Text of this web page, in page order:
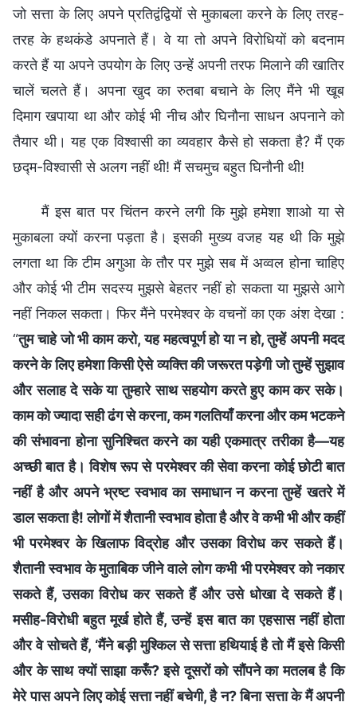
जो सत्ता के लिए अपने प्रतिद्वंद्वियों से मुकाबला करने के लिए तरह-
तरह के हथकंडे अपनाते हैं। वे या तो अपने विरोधियों को बदनाम
करते हैं या अपने उपयोग के लिए उन्हें अपनी तरफ मिलाने की खातिर
चालें चलते हैं। अपना खुद का रुतबा बचाने के लिए मैंने भी खूब
दिमाग खपाया था और कोई भी नीच और घिनौना साधन अपनाने को
तैयार थी। यह एक विश्वासी का व्यवहार कैसे हो सकता है? मैं एक
छद्म-विश्वासी से अलग नहीं थी! मैं सचमुच बहुत घिनौनी थी!
मैं इस बात पर चिंतन करने लगी कि मुझे हमेशा शाओ या से
मुकाबला क्यों करना पड़ता है। इसकी मुख्य वजह यह थी कि मुझे
लगता था कि टीम अगुआ के तौर पर मुझे सब में अव्वल होना चाहिए
और कोई भी टीम सदस्य मुझसे बेहतर नहीं हो सकता या मुझसे आगे
नहीं निकल सकता। फिर मैंने परमेश्वर के वचनों का एक अंश देखा :
“तुम चाहे जो भी काम करो, यह महत्वपूर्ण हो या न हो, तुम्हें अपनी मदद
करने के लिए हमेशा किसी ऐसे व्यक्ति की जरूरत पड़ेगी जो तुम्हें सुझाव
और सलाह दे सके या तुम्हारे साथ सहयोग करते हुए काम कर सके।
काम को ज्यादा सही ढंग से करना, कम गलतियाँ करना और कम भटकने
की संभावना होना सुनिश्चित करने का यही एकमात्र तरीका है—यह
अच्छी बात है। विशेष रूप से परमेश्वर की सेवा करना कोई छोटी बात
नहीं है और अपने भ्रष्ट स्वभाव का समाधान न करना तुम्हें खतरे में
डाल सकता है! लोगों में शैतानी स्वभाव होता है और वे कभी भी और कहीं
भी परमेश्वर के खिलाफ विद्रोह और उसका विरोध कर सकते हैं।
शैतानी स्वभाव के मुताबिक जीने वाले लोग कभी भी परमेश्वर को नकार
सकते हैं, उसका विरोध कर सकते हैं और उसे धोखा दे सकते हैं।
मसीह-विरोधी बहुत मूर्ख होते हैं, उन्हें इस बात का एहसास नहीं होता
और वे सोचते हैं, ‘मैंने बड़ी मुश्किल से सत्ता हथियाई है तो मैं इसे किसी
और के साथ क्यों साझा करूँ? इसे दूसरों को सौंपने का मतलब है कि
मेरे पास अपने लिए कोई सत्ता नहीं बचेगी, है न? बिना सत्ता के मैं अपनी